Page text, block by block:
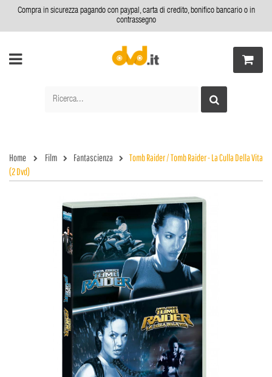
Compra in sicurezza pagando con paypal, carta di credito, bonifico bancario o in
contrassegno
Home Film Fantascienza
Tomb Raider / Tomb Raider - La Culla Della Vita
(2 Dvd)